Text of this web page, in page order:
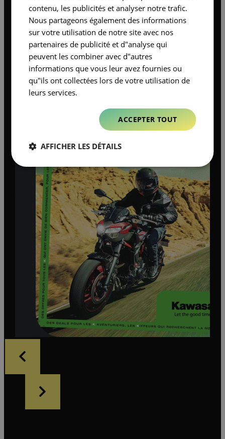
contenu, les publicités et analyser notre trafic.
Nous partageons également des informations
sur votre utilisation de notre site avec nos
partenaires de publicité et d"analyse qui
peuvent les combiner avec d"autres
informations que vous leur avez fournies ou
qu"ils ont collectées lors de votre utilisation de
leurs services.
ACCEPTER TOUT
AFFICHER LES DÉTAILS